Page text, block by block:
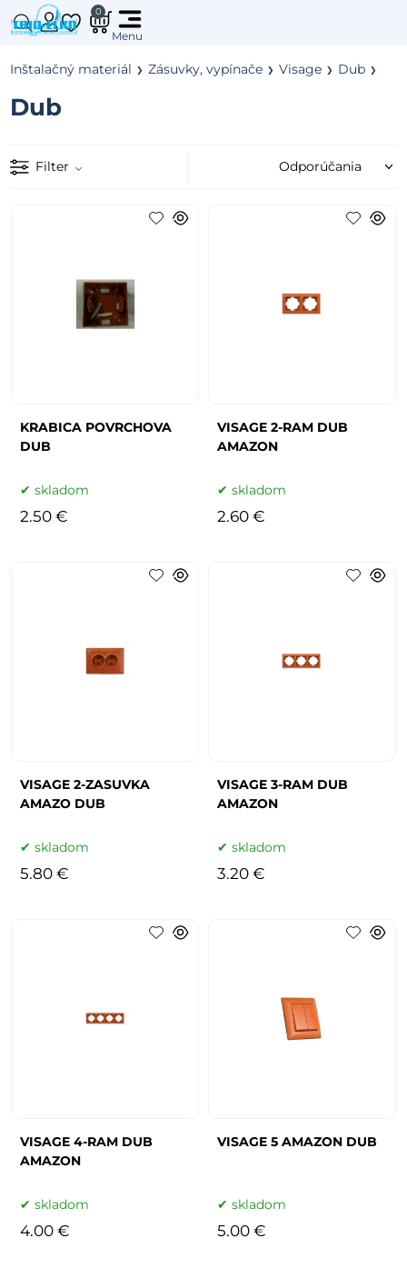
0
Inštalačný materiál Zásuvky, vypínače Visage Dub
Dub
Filter
KRABICA POVRCHOVA
DUB
skladom
2.50 €
VISAGE 2-RAM DUB
AMAZON
skladom
2.60 €
VISAGE 2-ZASUVKA
AMAZO DUB
skladom
5.80 €
VISAGE 3-RAM DUB
AMAZON
skladom
3.20 €
VISAGE 4-RAM DUB
AMAZON
skladom
4.00 €
VISAGE 5 AMAZON DUB
skladom
5.00 €